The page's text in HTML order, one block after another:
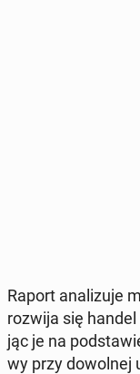
Raport ana­li­zu­je
rozwija się
jąc je na
wy przy do­wol­nej